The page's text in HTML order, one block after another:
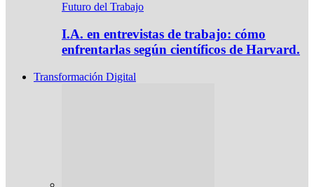
Futuro del Trabajo
I.A. en entrevistas de trabajo: cómo
enfrentarlas según científicos de Harvard.
Transformación Digital